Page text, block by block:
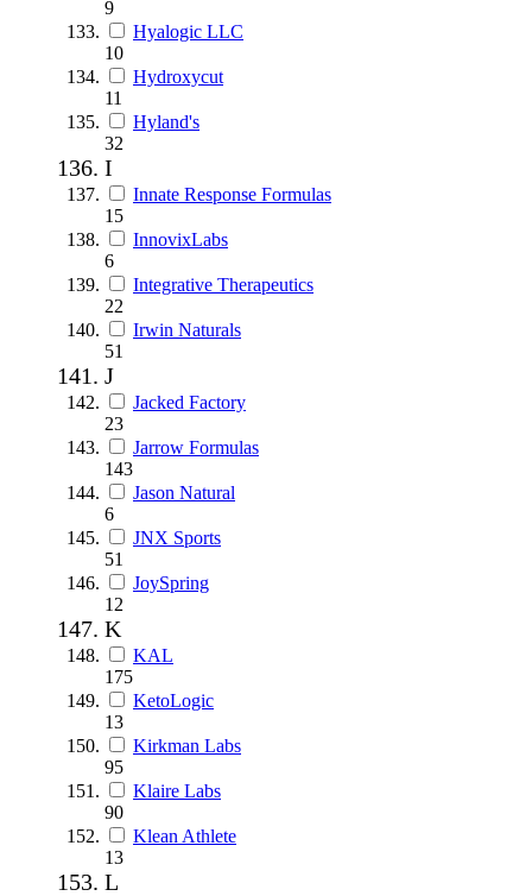
9
Hyalogic LLC
10
Hydroxycut
11
Hyland's
32
I
Innate Response Formulas
15
InnovixLabs
6
Integrative Therapeutics
22
Irwin Naturals
51
J
Jacked Factory
23
Jarrow Formulas
143
Jason Natural
6
JNX Sports
51
JoySpring
12
K
KAL
175
KetoLogic
13
Kirkman Labs
95
Klaire Labs
90
Klean Athlete
13
L